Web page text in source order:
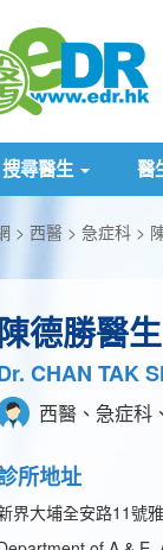
搜尋醫生 醫
西醫 急症科
陳德勝醫生
CHAN TAK
西醫、急症科
所地址
界大埔全安路11號